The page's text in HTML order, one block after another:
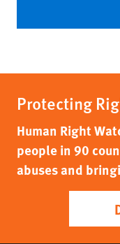
Protecting
Human Right
people in 90
abuses and